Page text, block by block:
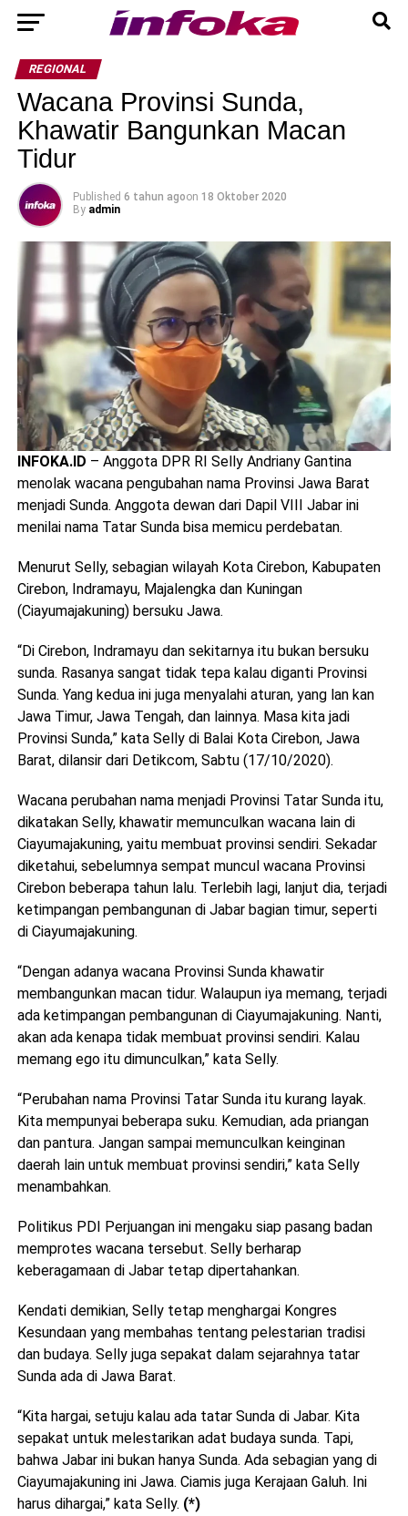
REGIONAL
Wacana Provinsi Sunda,
Khawatir Bangunkan Macan
Tidur
Published 6 tahun agoon 18 Oktober 2020
By admin
INFOKA.ID – Anggota DPR RI Selly Andriany Gantina
menolak wacana pengubahan nama Provinsi Jawa Barat
menjadi Sunda. Anggota dewan dari Dapil VIII Jabar ini
menilai nama Tatar Sunda bisa memicu perdebatan.
Menurut Selly, sebagian wilayah Kota Cirebon, Kabupaten
Cirebon, Indramayu, Majalengka dan Kuningan
(Ciayumajakuning) bersuku Jawa.
“Di Cirebon, Indramayu dan sekitarnya itu bukan bersuku
sunda. Rasanya sangat tidak tepa kalau diganti Provinsi
Sunda. Yang kedua ini juga menyalahi aturan, yang lan kan
Jawa Timur, Jawa Tengah, dan lainnya. Masa kita jadi
Provinsi Sunda,” kata Selly di Balai Kota Cirebon, Jawa
Barat, dilansir dari Detikcom, Sabtu (17/10/2020).
Wacana perubahan nama menjadi Provinsi Tatar Sunda itu,
dikatakan Selly, khawatir memunculkan wacana lain di
Ciayumajakuning, yaitu membuat provinsi sendiri. Sekadar
diketahui, sebelumnya sempat muncul wacana Provinsi
Cirebon beberapa tahun lalu. Terlebih lagi, lanjut dia, terjadi
ketimpangan pembangunan di Jabar bagian timur, seperti
di Ciayumajakuning.
“Dengan adanya wacana Provinsi Sunda khawatir
membangunkan macan tidur. Walaupun iya memang, terjadi
ada ketimpangan pembangunan di Ciayumajakuning. Nanti,
akan ada kenapa tidak membuat provinsi sendiri. Kalau
memang ego itu dimunculkan,” kata Selly.
“Perubahan nama Provinsi Tatar Sunda itu kurang layak.
Kita mempunyai beberapa suku. Kemudian, ada priangan
dan pantura. Jangan sampai memunculkan keinginan
daerah lain untuk membuat provinsi sendiri,” kata Selly
menambahkan.
Politikus PDI Perjuangan ini mengaku siap pasang badan
memprotes wacana tersebut. Selly berharap
keberagamaan di Jabar tetap dipertahankan.
Kendati demikian, Selly tetap menghargai Kongres
Kesundaan yang membahas tentang pelestarian tradisi
dan budaya. Selly juga sepakat dalam sejarahnya tatar
Sunda ada di Jawa Barat.
“Kita hargai, setuju kalau ada tatar Sunda di Jabar. Kita
sepakat untuk melestarikan adat budaya sunda. Tapi,
bahwa Jabar ini bukan hanya Sunda. Ada sebagian yang di
Ciayumajakuning ini Jawa. Ciamis juga Kerajaan Galuh. Ini
harus dihargai,” kata Selly. (*)